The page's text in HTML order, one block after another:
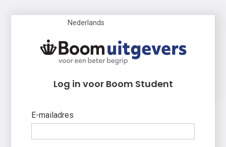
Nederlands
Log in voor Boom Student
E-mailadres